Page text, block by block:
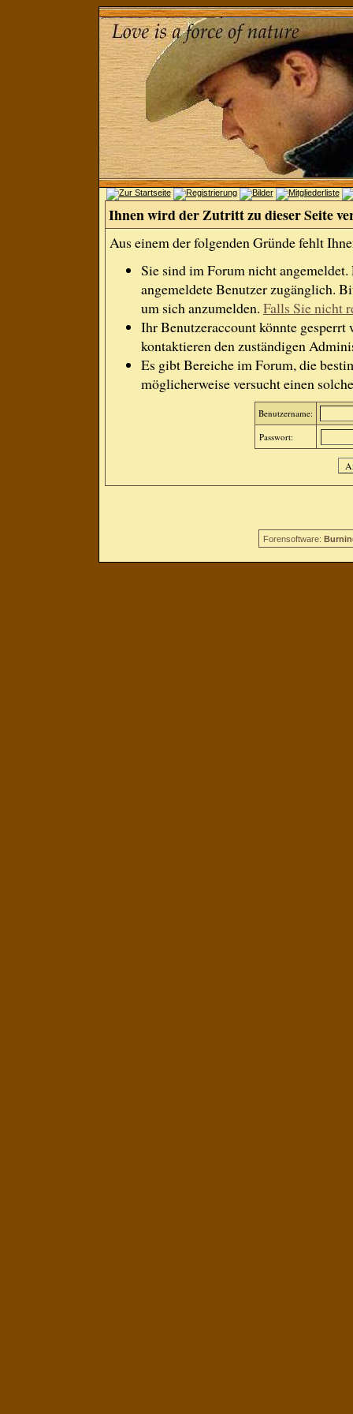
Ihnen wird der Zutritt zu dieser Seite
Aus einem der folgenden Gründe fehlt
Sie sind im Forum nicht
angemeldete Benutzer zugänglich.
um sich anzumelden. Falls Sie nicht
Ihr Benutzeraccount könnte gesperrt
kontaktieren den zuständigen
Es gibt Bereiche im Forum, die
möglicherweise versucht einen
Benutzername:
Passwort:
Forensoftware: